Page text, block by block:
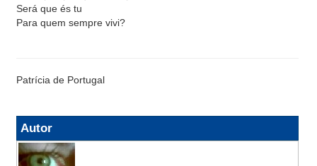
Será que és tu
Para quem sempre vivi?
Patrícia de Portugal
Autor